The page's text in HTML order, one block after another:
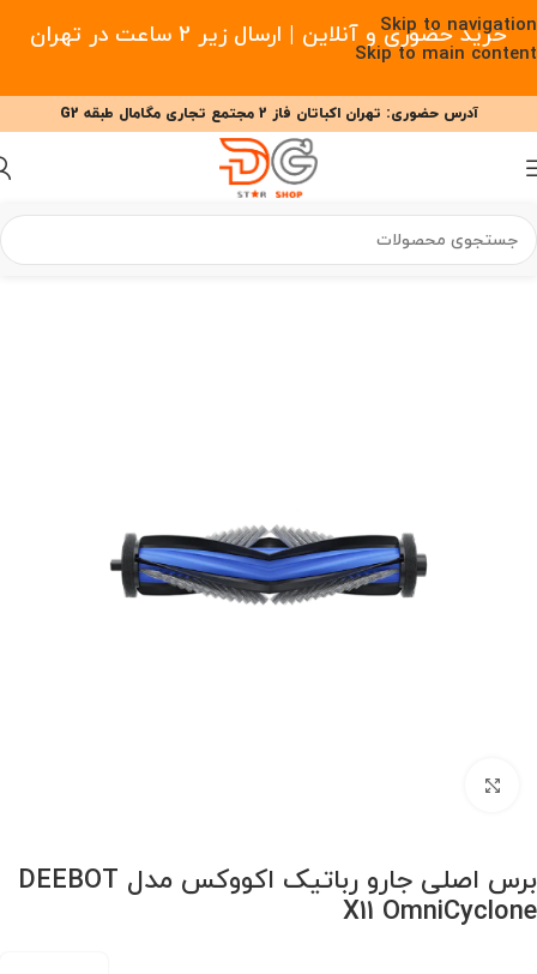
Skip to navigation
Skip to main content
خرید حضوری و آنلاین | ارسال زیر 2 ساعت در تهران
09377477910 - 09127708341 علیزاده
آدرس حضوری: تهران اکباتان فاز 2 مجتمع تجاری مگامال طبقه G2
هوشمند/لوازم جانبی جارو رباتیک/لوازم جانبی جارو رباتیک اکووکس
برس اصلی جارو رباتیک اکووکس مدل DEEBOT
X11 OmniCyclone